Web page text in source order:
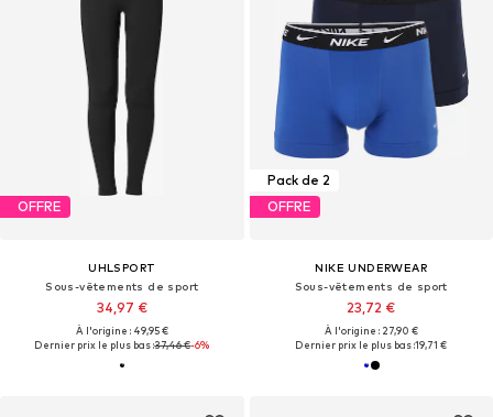
OFFRE
UHLSPORT
Sous-vêtements de sport
34,97 €
À l'origine : 49,95 €
Dernier prix le plus bas :37,46 €-6%
Pack de 2
OFFRE
NIKE UNDERWEAR
Sous-vêtements de sport
23,72 €
À l'origine : 27,90 €
Dernier prix le plus bas :19,71 €